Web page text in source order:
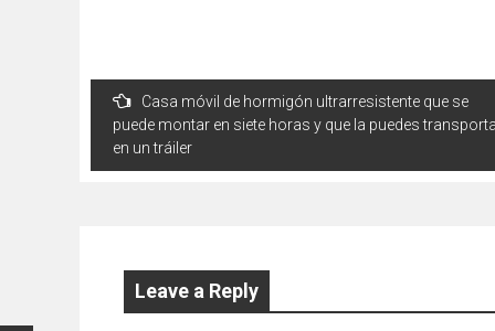
Post
navigation
Casa móvil de hormigón ultrarresistente que se
puede montar en siete horas y que la puedes
en un tráiler
Leave a Reply